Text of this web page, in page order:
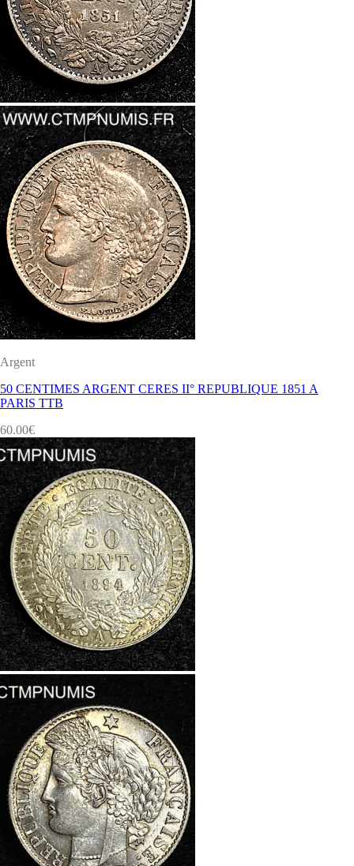
Argent
50 CENTIMES ARGENT CERES II° REPUBLIQUE 1851 A
PARIS TTB
60.00€